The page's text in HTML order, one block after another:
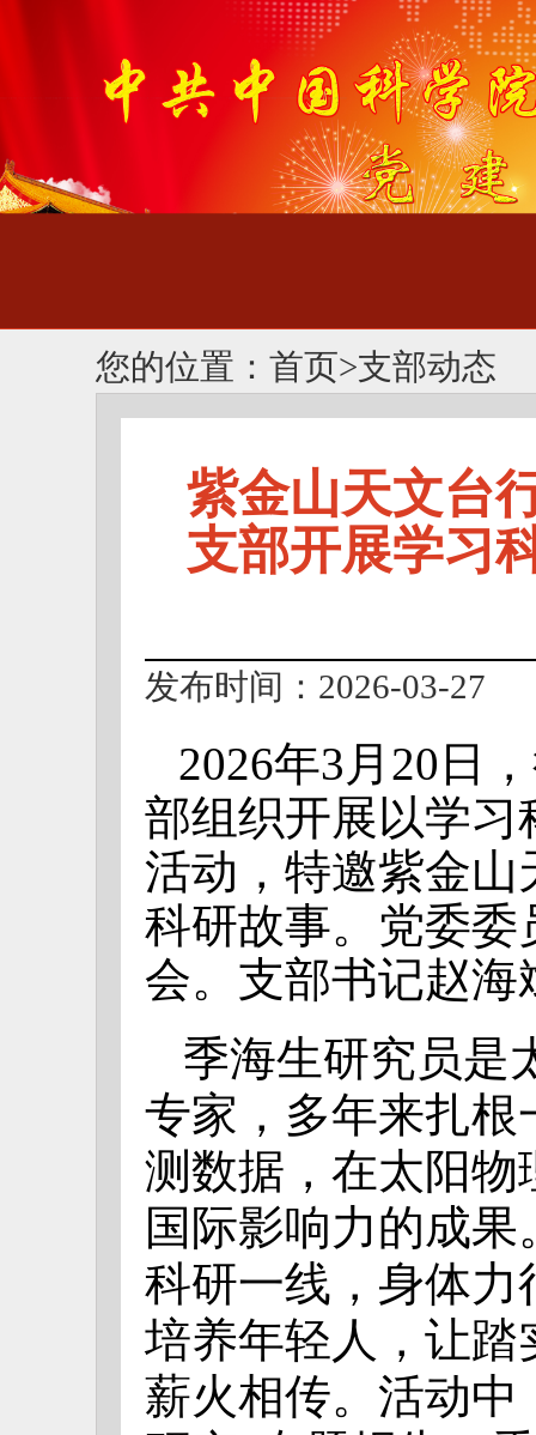
您的位置： 首页>支部动态
紫金山天文台
支部开展学习
发布时间：2026-03-27
2026年3月20日
部组织开展以学
活动，特邀紫金
科研故事。 党委委
会。支部书记赵
季海生研究员是
专家，多年来扎
测数据，在太阳
国际影响力的成
科研一线，身体
培养年轻人，让
薪火相传。活动中